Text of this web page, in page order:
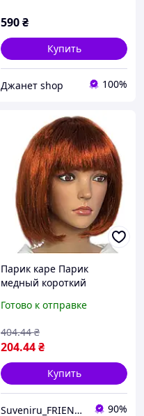
590₴
Купить
Джанет shop 100%
Парик каре Парик
медный короткий
стильный образ для
тематической вечеринки
Готово к отправке
204.44₴
404.44 ₴
Купить
Suveniru_FRIENDS 90%